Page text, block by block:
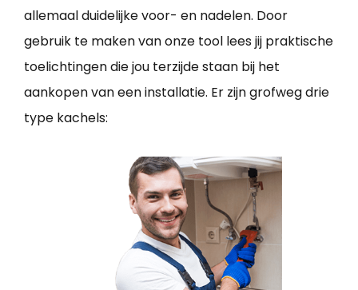
allemaal duidelijke voor- en nadelen. Door
gebruik te maken van onze tool lees jij praktische
toelichtingen die jou terzijde staan bij het
aankopen van een installatie. Er zijn grofweg drie
type kachels: